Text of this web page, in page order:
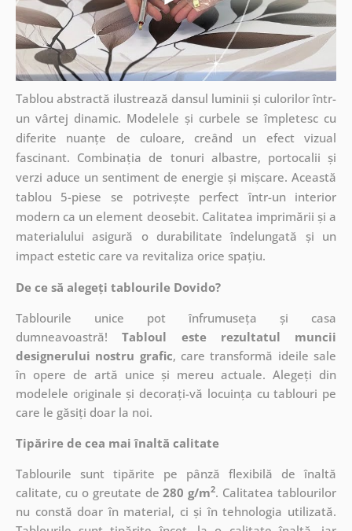
Tablou abstractă ilustrează dansul luminii și culorilor într-
un vârtej dinamic. Modelele și curbele se împletesc cu
diferite nuanțe de culoare, creând un efect vizual
fascinant. Combinația de tonuri albastre, portocalii și
verzi aduce un sentiment de energie și mișcare. Această
tablou 5-piese se potrivește perfect într-un interior
modern ca un element deosebit. Calitatea imprimării și a
materialului asigură o durabilitate îndelungată și un
impact estetic care va revitaliza orice spațiu.
De ce să alegeți tablourile Dovido?
Tablourile unice pot înfrumuseța și casa
dumneavoastră!Tabloul este rezultatul muncii
designerului nostru grafic, caretransformă ideile sale
în opere de artă unice și mereu actuale. Alegeți din
modelele originale și decorați-vă locuința cu tablouri pe
care le găsiți doar la noi.
Tipărire de cea mai înaltă calitate
Tablourile sunt tipărite pe pânză flexibilă de înaltă
calitate, cu o greutate de280 g/m2. Calitatea tablourilor
nu constă doar în material, ci și în tehnologia utilizată.